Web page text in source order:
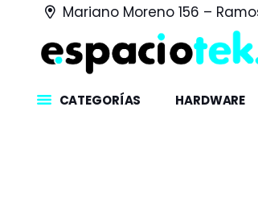
Mariano Moreno 156 –
CATEGORÍAS HARDWARE